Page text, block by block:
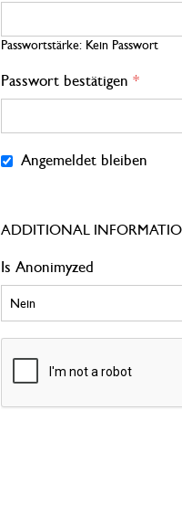
Passwortstärke: Kein Passwort
Passwort bestätigen
Angemeldet bleiben
ADDITIONAL
Is Anonimyzed